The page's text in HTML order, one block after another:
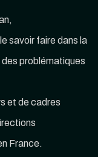
savoir faire dans la
des problématiques
et de cadres
France.